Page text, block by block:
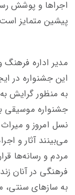
اجراها و پوشش
پیشین متمایز
مدیر اداره فرهنگ
این جشنواره در
به منظور گرایش
جشنواره موسیقی
نسل امروز و
می‌بینند آثار و
مردم و رسانه‌ها
فرهنگی در آنان
به سازهای سنتی،